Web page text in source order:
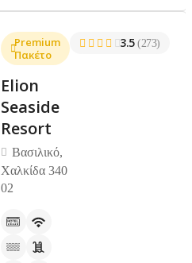
Premium
Πακέτο
Elion
Seaside
Resort
Βασιλικό,
Χαλκίδα 340
02
3.5(273)